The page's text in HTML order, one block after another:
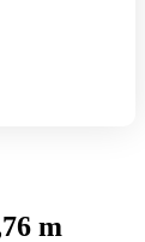
m